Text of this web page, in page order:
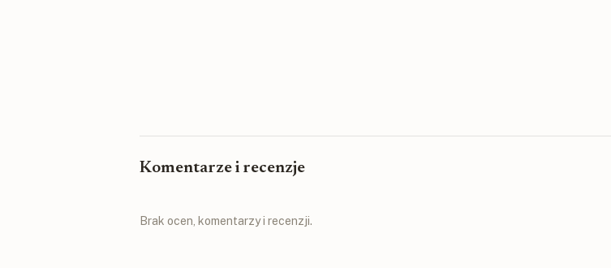
Komentarze i recenzje
Brak ocen, komentarzy i recenzji.